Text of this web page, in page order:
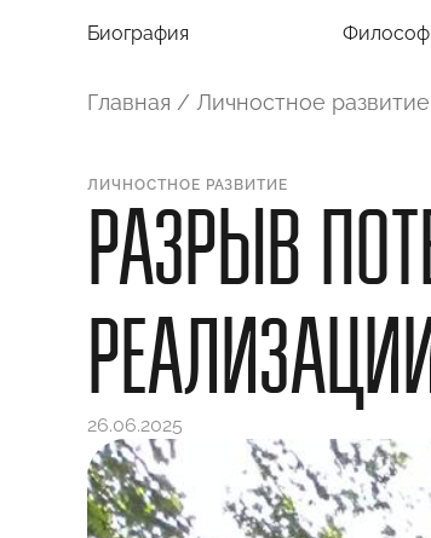
Биография
Главная / Личностное развитие
ЛИЧНОСТНОЕ РАЗВИТИЕ
РАЗРЫВ
26.06.2025